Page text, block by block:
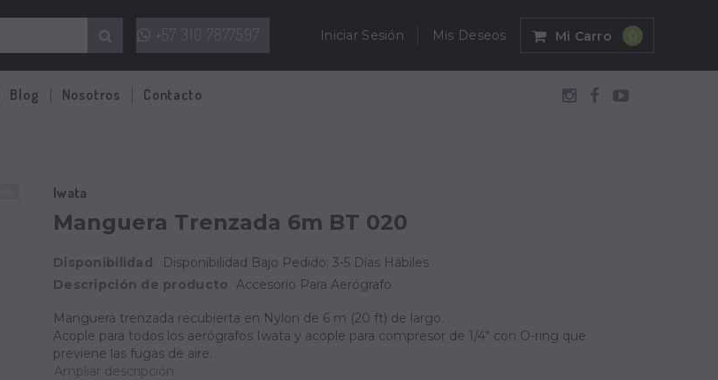
Mi Carro 0
Iniciar Sesión Mis Deseos
+57 310 7877597
Blog Nosotros Contacto
Iwata
Manguera Trenzada 6m BT 020
Disponibilidad
Disponibilidad Bajo Pedido: 3-5 Días Hábiles
Descripción de producto Accesorio Para Aerógrafo
Manguera trenzada recubierta en Nylon de 6 m (20 ft) de largo.
Acople para todos los aerógrafos Iwata y acople para compresor de 1/4" con O-ring que
previene las fugas de aire.
Ampliar descripción